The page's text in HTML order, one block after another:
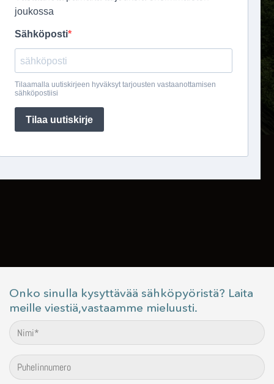
Onko sinulla kysyttävää sähköpyöristä? Laita
meille viestiä,vastaamme mieluusti.